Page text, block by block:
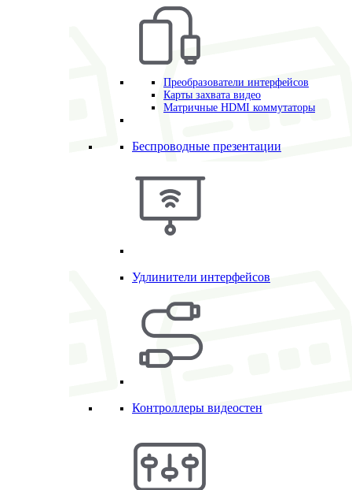
Преобразователи интерфейсов
Карты захвата видео
Матричные HDMI коммутаторы
Беспроводные презентации
Удлинители интерфейсов
Контроллеры видеостен